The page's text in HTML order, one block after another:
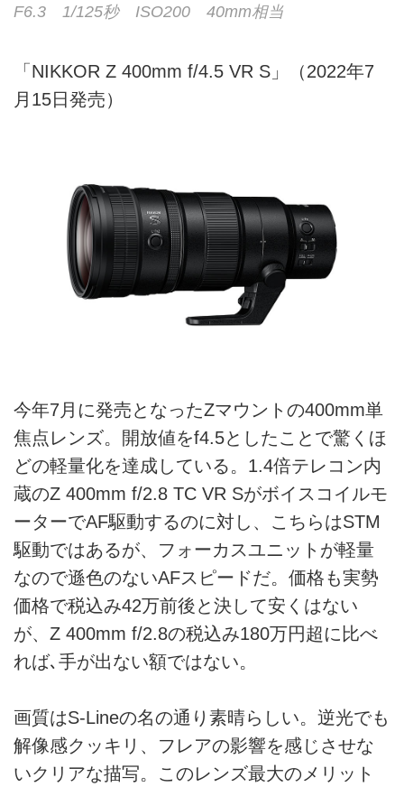
F6.3 1/125秒 ISO200 40mm相当
「NIKKOR Z 400mm f/4.5 VR S」（2022年7
月15日発売）
今年7月に発売となったZマウントの400mm単
焦点レンズ。開放値をf4.5としたことで驚くほ
どの軽量化を達成している。1.4倍テレコン内
蔵のZ 400mm f/2.8 TC VR Sがボイスコイルモ
ーターでAF駆動するのに対し、こちらはSTM
駆動ではあるが、フォーカスユニットが軽量
なので遜色のないAFスピードだ。価格も実勢
価格で税込み42万前後と決して安くはない
が、Z 400mm f/2.8の税込み180万円超に比べ
れば､手が出ない額ではない。
画質はS-Lineの名の通り素晴らしい。逆光でも
解像感クッキリ、フレアの影響を感じさせな
いクリアな描写。このレンズ最大のメリット